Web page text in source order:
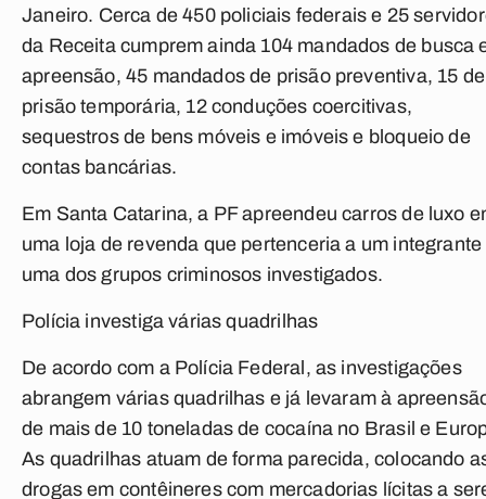
Janeiro. Cerca de 450 policiais federais e 25
da Receita cumprem ainda 104 mandados de busca
apreensão, 45 mandados de prisão preventiva, 15 de
prisão temporária, 12 conduções coercitivas,
sequestros de bens móveis e imóveis e bloqueio de
contas bancárias.
Em Santa Catarina, a PF apreendeu carros de luxo
uma loja de revenda que pertenceria a um integrante
uma dos grupos criminosos investigados.
Polícia investiga várias quadrilhas
De acordo com a Polícia Federal, as investigações
abrangem várias quadrilhas e já levaram à
de mais de 10 toneladas de cocaína no Brasil e
As quadrilhas atuam de forma parecida, colocando
drogas em contêineres com mercadorias lícitas a